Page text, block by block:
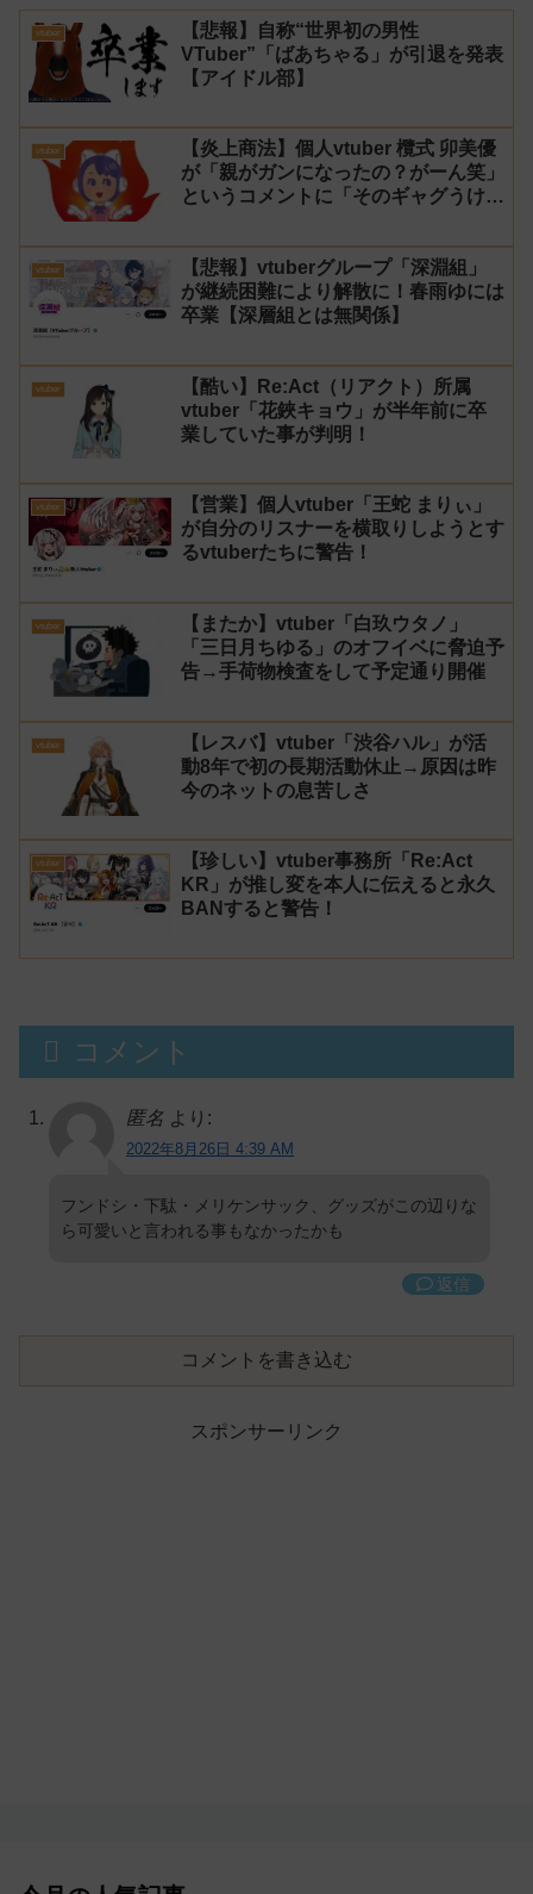
vtuber
【悲報】自称“世界初の男性
VTuber”「ばあちゃる」が引退を発表
【アイドル部】
vtuber
【炎上商法】個人vtuber 欖式 卯美優
が「親がガンになったの？がーん笑」
というコメントに「そのギャグうけ
はオススメしないと投稿し叩かれる
vtuber
【悲報】vtuberグループ「深淵組」
が継続困難により解散に！春雨ゆには
卒業【深層組とは無関係】
vtuber
【酷い】Re:Act（リアクト）所属
vtuber「花鋏キョウ」が半年前に卒
業していた事が判明！
vtuber
【営業】個人vtuber「王蛇 まりぃ」
が自分のリスナーを横取りしようとす
るvtuberたちに警告！
vtuber
【またか】vtuber「白玖ウタノ」
「三日月ちゆる」のオフイベに脅迫予
告→手荷物検査をして予定通り開催
vtuber
【レスバ】vtuber「渋谷ハル」が活
動8年で初の長期活動休止→原因は昨
今のネットの息苦しさ
vtuber
【珍しい】vtuber事務所「Re:Act
KR」が推し変を本人に伝えると永久
BANすると警告！
コメント
匿名 より:
2022年8月26日 4:39 AM
フンドシ・下駄・メリケンサック、グッズがこの辺りな
ら可愛いと言われる事もなかったかも
返信
コメントを書き込む
スポンサーリンク